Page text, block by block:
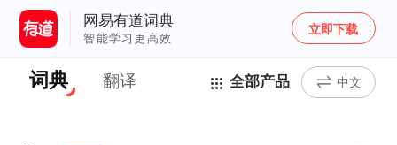
网易有道词典
智能学习更高效
立即下载
词典 翻译 全部产品 中文